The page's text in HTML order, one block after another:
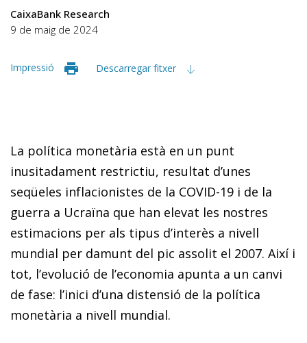
CaixaBank Research
9 de maig de 2024
Impressió Descarregar fitxer
La política monetària està en un punt
inusitadament restrictiu, resultat d’unes
seqüeles inflacionistes de la COVID-19 i de la
guerra a Ucraïna que han elevat les nostres
estimacions per als tipus d’interès a nivell
mundial per damunt del pic assolit el 2007. Així i
tot, l’evolució de l’economia apunta a un canvi
de fase: l’inici d’una distensió de la política
monetària a nivell mundial.